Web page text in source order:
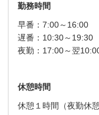
勤務時間
早番：7:00～16:00
遅番：10:30～19:30
夜勤：17:00～翌
休憩時間
休憩１時間（夜勤休憩